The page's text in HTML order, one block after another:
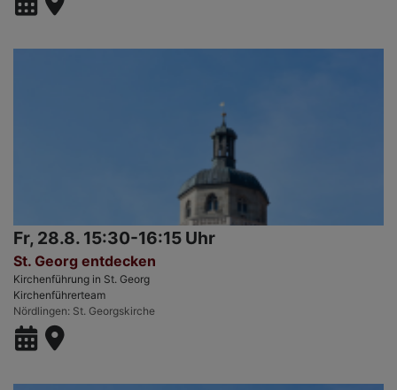
Fr, 28.8. 15:30-16:15 Uhr
St. Georg entdecken
Kirchenführung in St. Georg
Kirchenführerteam
Nördlingen St. Georgskirche